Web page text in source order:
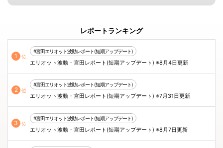
レポートランキング
1 位
#宮田エリオット波動レポート(短期アップデート)
エリオット波動・宮田レポート(短期アップデート) ※8月4日更新
2 位
#宮田エリオット波動レポート(短期アップデート)
エリオット波動・宮田レポート(短期アップデート) ※7月31日更新
3 位
#宮田エリオット波動レポート(短期アップデート)
エリオット波動・宮田レポート(短期アップデート) ※8月7日更新